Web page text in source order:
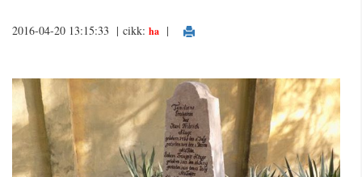
2016-04-20 13:15:33 | cikk: ha |